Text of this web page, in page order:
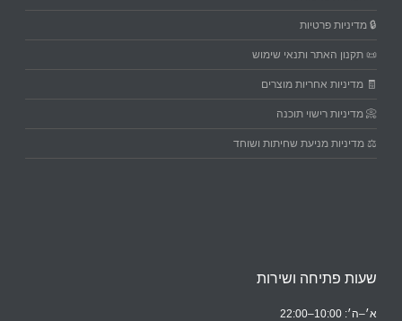
🔒 מדיניות פרטיות
📜 תקנון האתר ותנאי שימוש
🧾 מדיניות אחריות מוצרים
📀 מדיניות רישוי תוכנה
⚖️ מדיניות מניעת שחיתות ושוחד
שעות פתיחה ושירות
א׳–ה׳: 10:00–22:00